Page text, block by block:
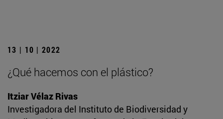
13 | 10 | 2022
¿Qué hacemos con el plástico?
Itziar Vélaz Rivas
Investigadora del Instituto de Biodiversidad y